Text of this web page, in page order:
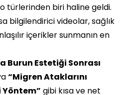
türlerinden biri haline geldi.
bilgilendirici videolar, sağlık
içerikler sunmanın en
Burun Estetiği Sonrası
“Migren Ataklarını
Yöntem” gibi kısa ve net